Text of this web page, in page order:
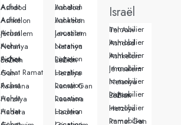
Achat Ashdod
Achat Ashkelon
Achat Jérusalem
Achat Netanya
Achat Rishon LeZion
Achat Ramat Gan
Achat Raanana
Achat Herzliya
Achat Hadera
Location Ashdod
Location Ashkelon
Location Jerusalem
Location Netanya
Location Rishon LeZion
Location Herzliya
Location Ramat Gan
Location Raanana
Location Hadera
Israël
Immobilier Tel Aviv
Immobilier Ashdod
Immobilier Ashkelon
Immobilier Jérusalem
Immobilier Netanya
Immobilier Rishon LeZion
Immobilier Herzliya
Immobilier Ramat Gan